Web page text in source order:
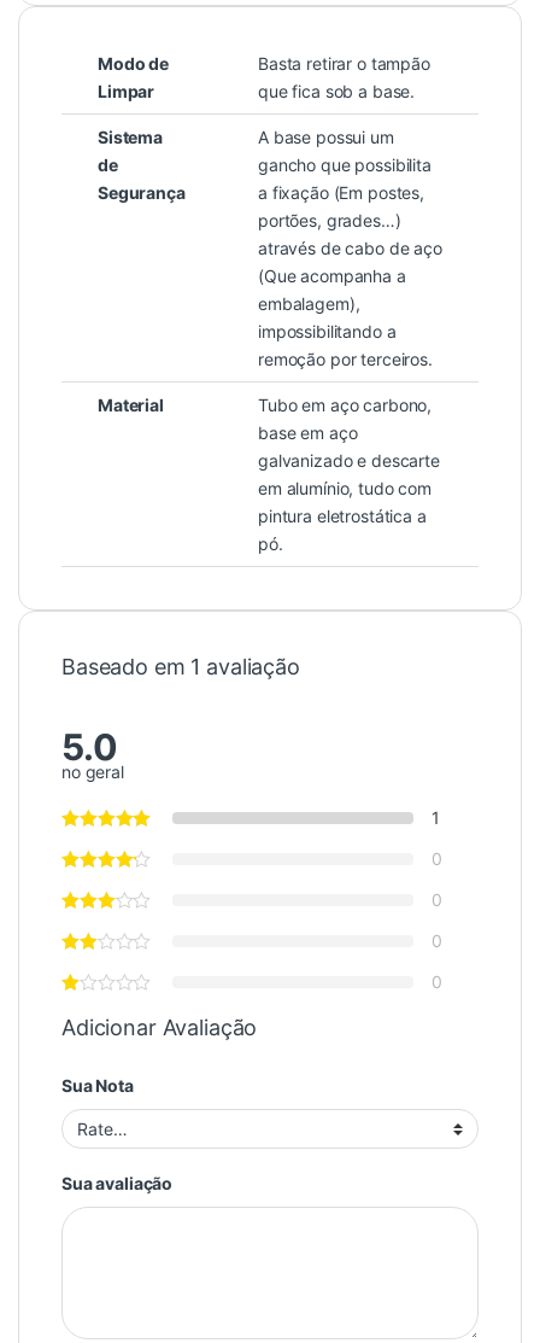
Modo de
Limpar
Basta retirar o tampão
que fica sob a base.
Sistema
de
Segurança
A base possui um
gancho que possibilita
a fixação (Em postes,
portões, grades…)
através de cabo de aço
(Que acompanha a
embalagem),
impossibilitando a
remoção por terceiros.
Material
Tubo em aço carbono,
base em aço
galvanizado e descarte
em alumínio, tudo com
pintura eletrostática a
pó.
Baseado em 1 avaliação
5.0
no geral
1
0
0
0
0
Adicionar Avaliação
Sua Nota
Sua avaliação